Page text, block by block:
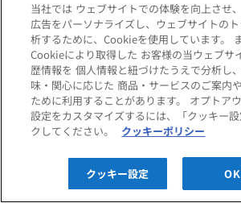
LYON LOTUS
当社では ウェブサイトでの体験を向上させ
広告をパーソナライズし、ウェブサイトの
析するために、Cookieを使用しています。
Cookieにより取得した お客様の当ウェブサ
歴情報を 個人情報と紐づけたうえで分析し
味・関心に応じた 商品・サービスのご案内
ために利用することがあります。 オプトア
設定をカスタマイズするには、「クッキー
クしてください。
クッキーポリシー
クッキー設定 OK